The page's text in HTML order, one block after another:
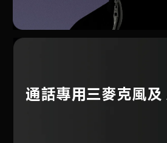
通話專用三麥克風